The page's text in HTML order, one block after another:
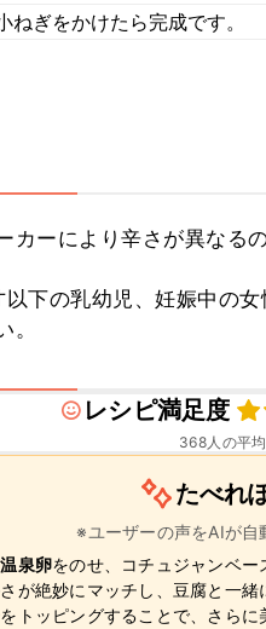
ねぎをかけたら完成です。
カーにより辛さが異なる
下の乳幼児、妊娠中の
。
レシピ満足度
368人の平
たべれ
※ユーザーの声をAIが自
泉卵をのせ、コチュジャンベ
が絶妙にマッチし、豆腐と一緒
をトッピングすることで、さら